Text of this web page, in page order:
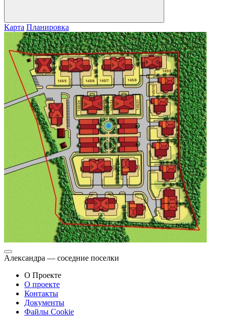
Карта Планировка
Александра — соседние поселки
О Проекте
О проекте
Контакты
Документы
Файлы Cookie